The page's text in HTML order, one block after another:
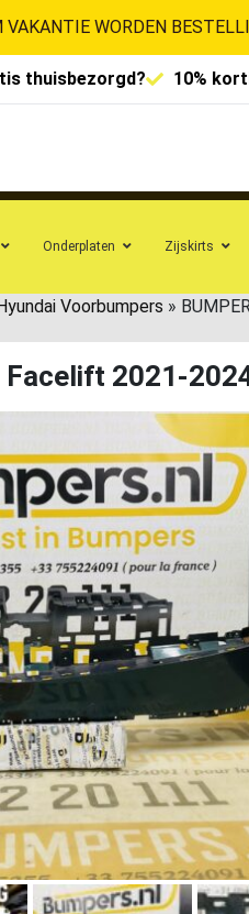
VAKANTIE WORDEN
thuisbezorgd? 10%
Onderplaten Zijskirts
Voorbumpers »
Facelift 2021-